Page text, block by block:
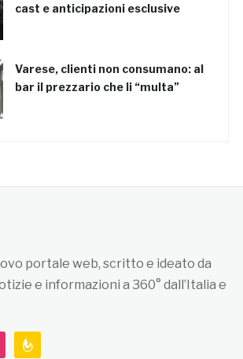
cast e anticipazioni esclusive
Varese, clienti non consumano: al
bar il prezzario che li “multa”
portale web, scritto e ideato da
e informazioni a 360° dall’Italia e
feedburner